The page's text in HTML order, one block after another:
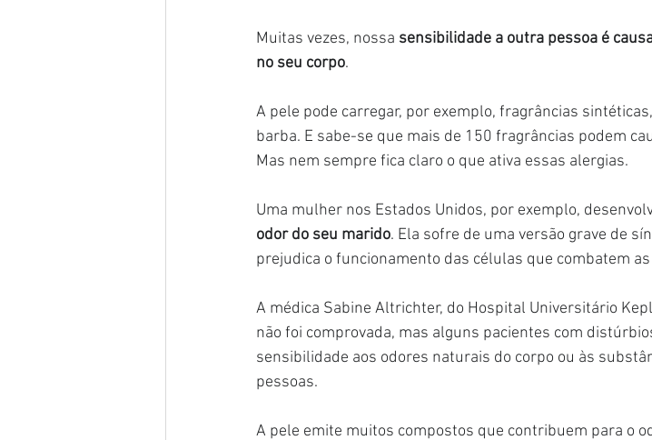
Muitas vezes, nossa sensibilidade a outra pessoa é
no seu corpo.
A pele pode carregar, por exemplo, fragrâncias
barba. E sabe-se que mais de 150 fragrâncias podem
Mas nem sempre fica claro o que ativa essas alergias.
Uma mulher nos Estados Unidos, por exemplo,
odor do seu marido. Ela sofre de uma versão grave de
prejudica o funcionamento das células que combatem
A médica Sabine Altrichter, do Hospital Universitário
não foi comprovada, mas alguns pacientes com
sensibilidade aos odores naturais do corpo ou às
pessoas.
A pele emite muitos compostos que contribuem para o